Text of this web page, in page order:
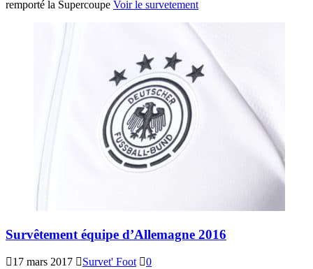
remporté la Supercoupe Voir le survetement
Survêtement équipe d’Allemagne 2016
17 mars 2017 Survet' Foot
0